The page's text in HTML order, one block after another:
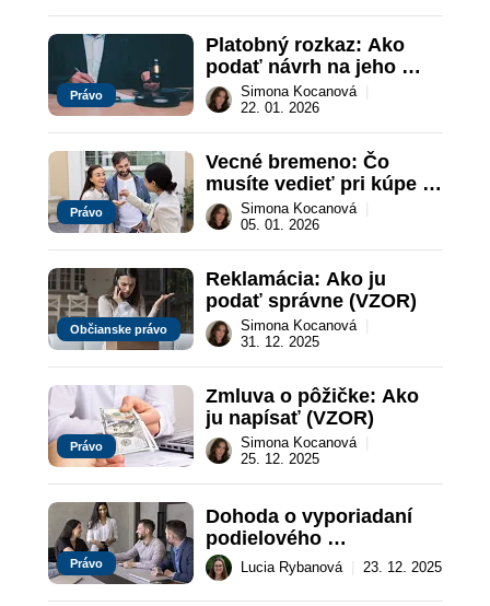
Právo
Platobný rozkaz: Ako
podať návrh na jeho
vydanie?
Simona Kocanová
22. 01. 2026
Právo
Vecné bremeno: Čo
musíte vedieť pri kúpe
nehnuteľnosti
Simona Kocanová
05. 01. 2026
Občianske právo
Reklamácia: Ako ju
podať správne (VZOR)
Simona Kocanová
31. 12. 2025
Právo
Zmluva o pôžičke: Ako
ju napísať (VZOR)
Simona Kocanová
25. 12. 2025
Právo
Dohoda o vyporiadaní
podielového
spoluvlastníctva: Ako ju
napísať
Lucia Rybanová 23. 12. 2025